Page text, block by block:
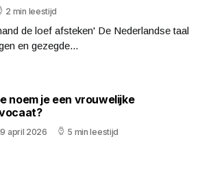
2 min leestijd
de loef afsteken' De Nederlandse taal
en gezegde...
noem je een vrouwelijke
april 2026 5 min leestijd